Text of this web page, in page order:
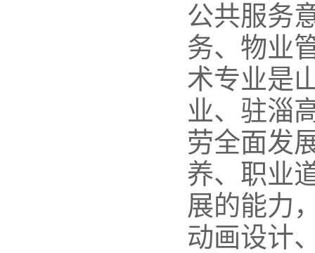
公共服务
务、物业
术专业是
业、驻淄
劳全面发
养、职业
展的能力
动画设计